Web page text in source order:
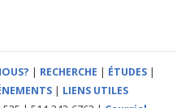
RECHERCHE ÉTUDES
| LIENS UTILES